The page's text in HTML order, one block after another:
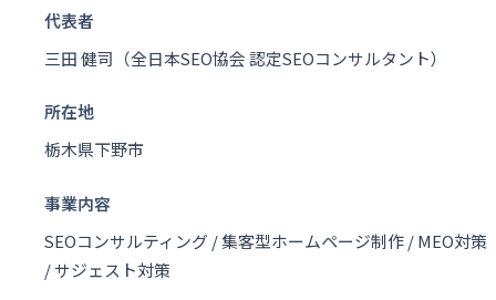
代表者
三田 健司（全日本SEO協会 認定SEOコンサルタント）
所在地
栃木県下野市
事業内容
SEOコンサルティング / 集客型ホームページ制作 / MEO対策
/ サジェスト対策